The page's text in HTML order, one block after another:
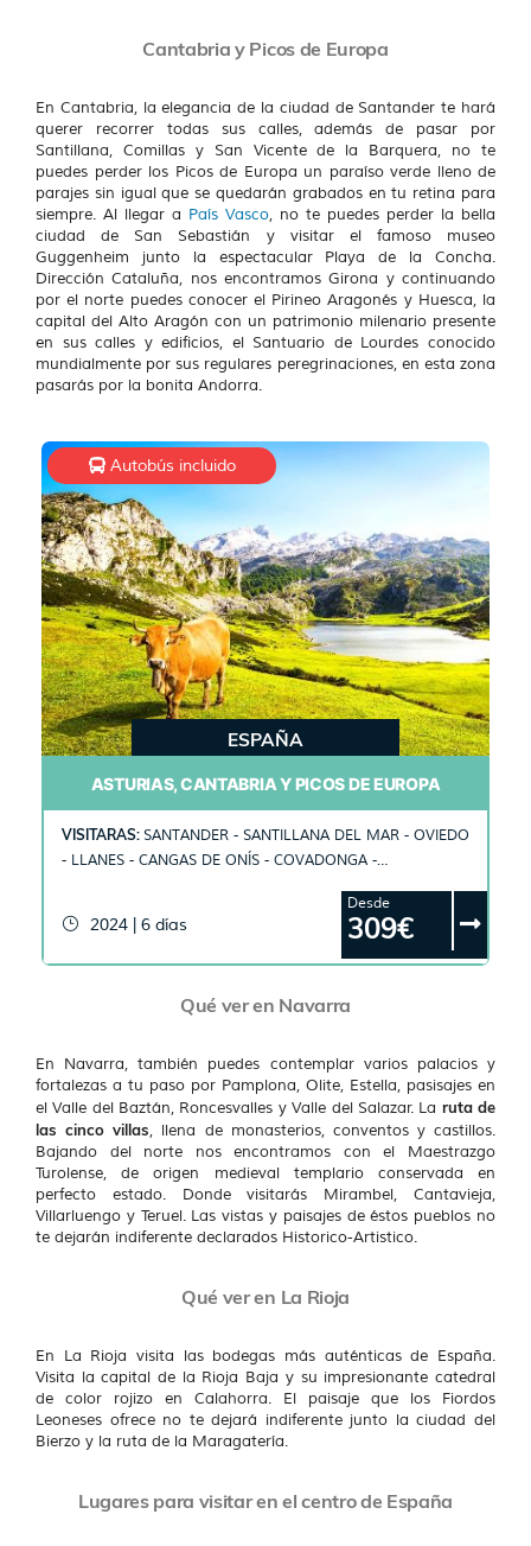
Cantabria y Picos de Europa
En Cantabria, la elegancia de la ciudad de Santander te hará
querer recorrer todas sus calles, además de pasar por
Santillana, Comillas y San Vicente de la Barquera, no te
puedes perder los Picos de Europa un paraíso verde lleno de
parajes sin igual que se quedarán grabados en tu retina para
siempre. Al llegar a País Vasco, no te puedes perder la bella
ciudad de San Sebastián y visitar el famoso museo
Guggenheim junto la espectacular Playa de la Concha.
Dirección Cataluña, nos encontramos Girona y continuando
por el norte puedes conocer el Pirineo Aragonés y Huesca, la
capital del Alto Aragón con un patrimonio milenario presente
en sus calles y edificios, el Santuario de Lourdes conocido
mundialmente por sus regulares peregrinaciones, en esta zona
pasarás por la bonita Andorra.
Autobús incluido
ESPAÑA
ASTURIAS, CANTABRIA Y PICOS DE EUROPA
VISITARAS: SANTANDER - SANTILLANA DEL MAR - OVIEDO
- LLANES - CANGAS DE ONÍS - COVADONGA -
2024 | 6 días
Desde
309€
Qué ver en Navarra
En Navarra, también puedes contemplar varios palacios y
fortalezas a tu paso por Pamplona, Olite, Estella, pasisajes en
el Valle del Baztán, Roncesvalles y Valle del Salazar. La ruta de
las cinco villas, llena de monasterios, conventos y castillos.
Bajando del norte nos encontramos con el Maestrazgo
Turolense, de origen medieval templario conservada en
perfecto estado. Donde visitarás Mirambel, Cantavieja,
Villarluengo y Teruel. Las vistas y paisajes de éstos pueblos no
te dejarán indiferente declarados Historico-Artistico.
Qué ver en La Rioja
En La Rioja visita las bodegas más auténticas de España.
Visita la capital de la Rioja Baja y su impresionante catedral
de color rojizo en Calahorra. El paisaje que los Fiordos
Leoneses ofrece no te dejará indiferente junto la ciudad del
Bierzo y la ruta de la Maragatería.
Lugares para visitar en el centro de España